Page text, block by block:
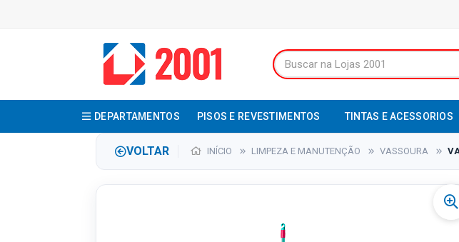
DEPARTAMENTOS PISOS E REVESTIMENTOS TINTAS E ACESSORIOS
VOLTAR INÍCIO LIMPEZA E MANUTENÇÃO VASSOURA